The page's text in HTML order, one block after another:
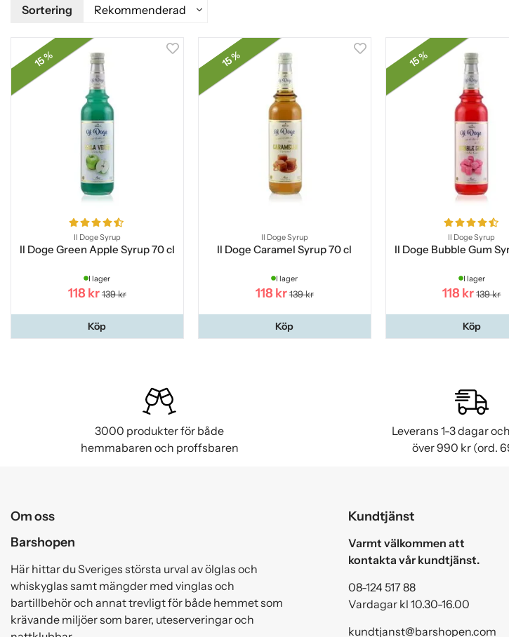
Sortering
15 %
Il Doge Syrup
Il Doge Green Apple Syrup 70 cl
I lager
118 kr 139 kr
Köp
15 %
Il Doge Syrup
Il Doge Caramel Syrup 70 cl
I lager
118 kr 139 kr
Köp
15 %
Il Doge Syrup
Il Doge Bubble Gum
I lager
118 kr 139 kr
Köp
3000 produkter för både
hemmabaren och proffsbaren
Leverans 1-3 dagar
över 990 kr (ord.
Om oss
Barshopen
Här hittar du Sveriges största urval av ölglas och
whiskyglas samt mängder med vinglas och
bartillbehör och annat trevligt för både hemmet som
krävande miljöer som barer, uteserveringar och
Kundtjänst
Varmt välkommen att
kontakta vår kundtjänst.
08-124 517 88
Vardagar kl 10.30-16.00
kundtjanst@barshopen.com